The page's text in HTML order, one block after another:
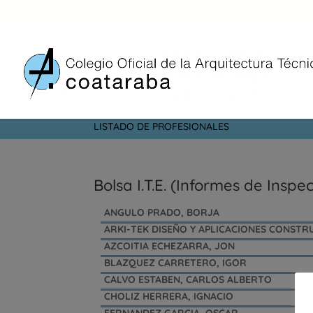
LISTADO DE PROFESIONALES
Bolsa I.T.E. (Informes de
ANGULO PRADO, BORJA
ARKI-TEK DISEÑO Y APLICACIONES
AZCOITIA ECHEZARRA, JON
BLAZQUEZ CARRETERO, IGOR
CALVO ESTABEN, CARLOS ALBERTO
CHOLIZ HERRERA, IGNACIO